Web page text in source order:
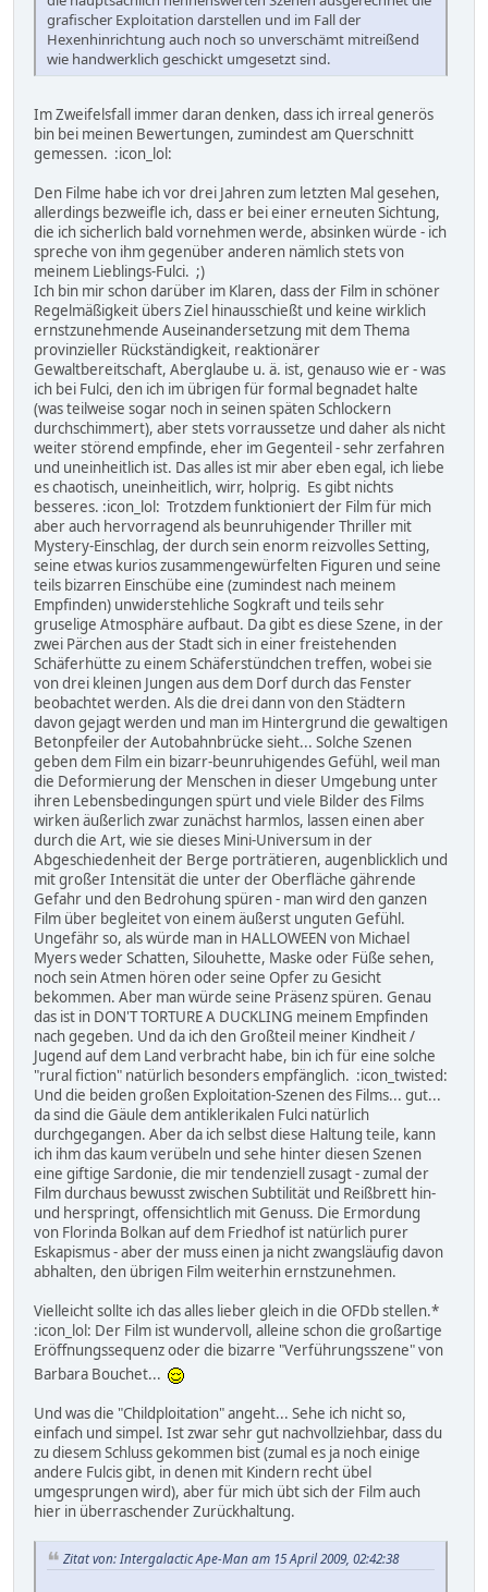
grafischer Exploitation darstellen und im Fall der
Hexenhinrichtung auch noch so unverschämt mitreißend
wie handwerklich geschickt umgesetzt sind.
Im Zweifelsfall immer daran denken, dass ich irreal generös
bin bei meinen Bewertungen, zumindest am Querschnitt
gemessen. :icon_lol:
Den Filme habe ich vor drei Jahren zum letzten Mal gesehen,
allerdings bezweifle ich, dass er bei einer erneuten Sichtung,
die ich sicherlich bald vornehmen werde, absinken würde - ich
spreche von ihm gegenüber anderen nämlich stets von
meinem Lieblings-Fulci. ;)
Ich bin mir schon darüber im Klaren, dass der Film in schöner
Regelmäßigkeit übers Ziel hinausschießt und keine wirklich
ernstzunehmende Auseinandersetzung mit dem Thema
provinzieller Rückständigkeit, reaktionärer
Gewaltbereitschaft, Aberglaube u. ä. ist, genauso wie er - was
ich bei Fulci, den ich im übrigen für formal begnadet halte
(was teilweise sogar noch in seinen späten Schlockern
durchschimmert), aber stets vorraussetze und daher als nicht
weiter störend empfinde, eher im Gegenteil - sehr zerfahren
und uneinheitlich ist. Das alles ist mir aber eben egal, ich liebe
es chaotisch, uneinheitlich, wirr, holprig. Es gibt nichts
besseres. :icon_lol: Trotzdem funktioniert der Film für mich
aber auch hervorragend als beunruhigender Thriller mit
Mystery-Einschlag, der durch sein enorm reizvolles Setting,
seine etwas kurios zusammengewürfelten Figuren und seine
teils bizarren Einschübe eine (zumindest nach meinem
Empfinden) unwiderstehliche Sogkraft und teils sehr
gruselige Atmosphäre aufbaut. Da gibt es diese Szene, in der
zwei Pärchen aus der Stadt sich in einer freistehenden
Schäferhütte zu einem Schäferstündchen treffen, wobei sie
von drei kleinen Jungen aus dem Dorf durch das Fenster
beobachtet werden. Als die drei dann von den Städtern
davon gejagt werden und man im Hintergrund die gewaltigen
Betonpfeiler der Autobahnbrücke sieht... Solche Szenen
geben dem Film ein bizarr-beunruhigendes Gefühl, weil man
die Deformierung der Menschen in dieser Umgebung unter
ihren Lebensbedingungen spürt und viele Bilder des Films
wirken äußerlich zwar zunächst harmlos, lassen einen aber
durch die Art, wie sie dieses Mini-Universum in der
Abgeschiedenheit der Berge porträtieren, augenblicklich und
mit großer Intensität die unter der Oberfläche gährende
Gefahr und den Bedrohung spüren - man wird den ganzen
Film über begleitet von einem äußerst unguten Gefühl.
Ungefähr so, als würde man in HALLOWEEN von Michael
Myers weder Schatten, Silouhette, Maske oder Füße sehen,
noch sein Atmen hören oder seine Opfer zu Gesicht
bekommen. Aber man würde seine Präsenz spüren. Genau
das ist in DON'T TORTURE A DUCKLING meinem Empfinden
nach gegeben. Und da ich den Großteil meiner Kindheit /
Jugend auf dem Land verbracht habe, bin ich für eine solche
"rural fiction" natürlich besonders empfänglich. :icon_twisted:
Und die beiden großen Exploitation-Szenen des Films... gut...
da sind die Gäule dem antiklerikalen Fulci natürlich
durchgegangen. Aber da ich selbst diese Haltung teile, kann
ich ihm das kaum verübeln und sehe hinter diesen Szenen
eine giftige Sardonie, die mir tendenziell zusagt - zumal der
Film durchaus bewusst zwischen Subtilität und Reißbrett hin-
und herspringt, offensichtlich mit Genuss. Die Ermordung
von Florinda Bolkan auf dem Friedhof ist natürlich purer
Eskapismus - aber der muss einen ja nicht zwangsläufig davon
abhalten, den übrigen Film weiterhin ernstzunehmen.
Vielleicht sollte ich das alles lieber gleich in die OFDb stellen.*
:icon_lol: Der Film ist wundervoll, alleine schon die großartige
Eröffnungssequenz oder die bizarre "Verführungsszene" von
Barbara Bouchet...
Und was die "Childploitation" angeht... Sehe ich nicht so,
einfach und simpel. Ist zwar sehr gut nachvollziehbar, dass du
zu diesem Schluss gekommen bist (zumal es ja noch einige
andere Fulcis gibt, in denen mit Kindern recht übel
umgesprungen wird), aber für mich übt sich der Film auch
hier in überraschender Zurückhaltung.
Zitat von: Intergalactic Ape-Man am 15 April 2009, 02:42:38